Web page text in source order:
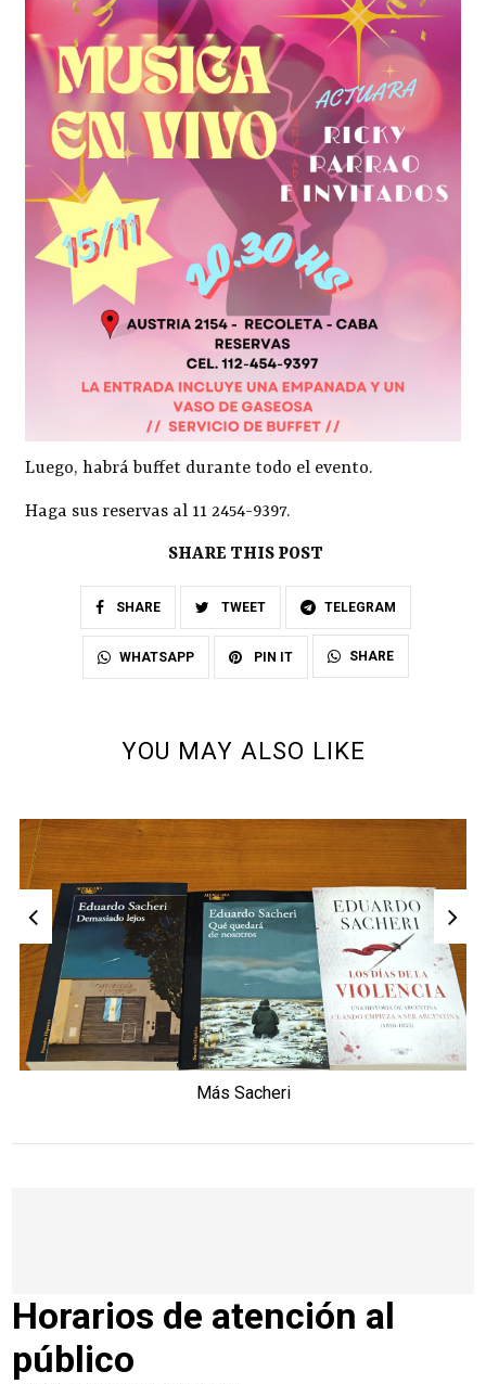
Luego, habrá buffet durante todo el evento.
Haga sus reservas al 11 2454-9397.
SHARE THIS POST
SHARE TWEET TELEGRAM
WHATSAPP PIN IT SHARE
YOU MAY ALSO LIKE
Más Sacheri
Horarios de atención al
público